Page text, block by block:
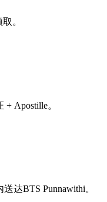
。
Apostille。
达BTS Punnawithi。